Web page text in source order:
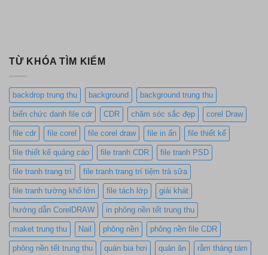
TỪ KHÓA TÌM KIẾM
backdrop trung thu background background trung thu
biển chức danh file cdr CDR chăm sóc sắc đẹp corel Draw
file cdr file corel file corel draw file in ấn file thiết kế
file thiết kế quảng cáo file tranh CDR file tranh PSD
file tranh trang trí file tranh trang trí tiệm trà sữa
file tranh tường khổ lớn file tách lớp giải khát
hướng dẫn CorelDRAW in phông nền tết trung thu
maket trung thu Nail phông nền phông nền file CDR
phông nền tết trung thu quán bia hơi quán ăn rằm tháng tám